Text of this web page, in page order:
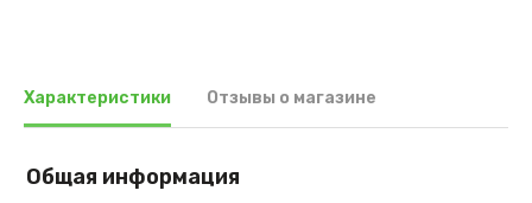
Характеристики Отзывы о магазине
Общая информация